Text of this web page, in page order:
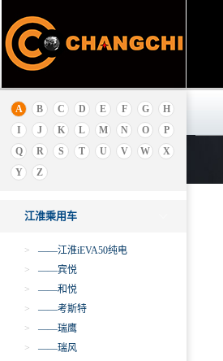
A B C D E F G
H
I
J K L M N O
P
Q
R S T U V W
X
Y
Z
极狐ARCFOX
金杯
金龙
金旅
解放
江西五十铃
江铃乘用车
江淮商用车
江淮乘用车
>
——江淮iEVA50纯电
>
——宾悦
>
——和悦
>
——考斯特
>
——瑞鹰
>
——瑞风